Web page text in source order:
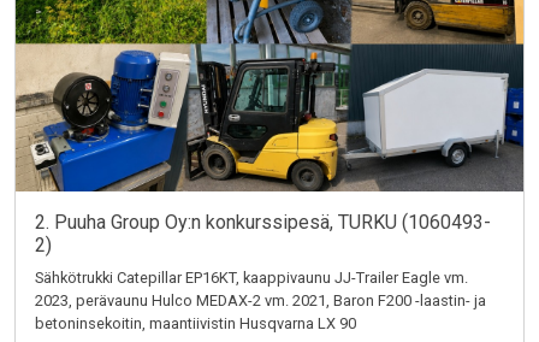
2. Puuha Group Oy:n konkurssipesä, TURKU (1060493-
2)
Sähkötrukki Catepillar EP16KT, kaappivaunu JJ-Trailer Eagle vm.
2023, perävaunu Hulco MEDAX-2 vm. 2021, Baron F200 -laastin- ja
betoninsekoitin, maantiivistin Husqvarna LX 90